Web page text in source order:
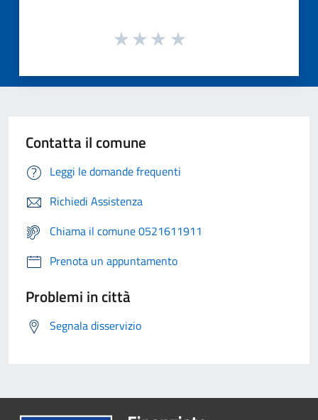
Contatta il comune
Leggi le domande frequenti
Richiedi Assistenza
Chiama il comune 0521611911
Prenota un appuntamento
Problemi in città
Segnala disservizio